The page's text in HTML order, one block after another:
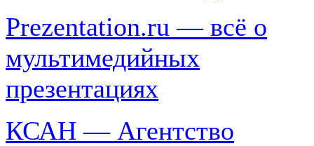
Prezentation.ru — всё о
мультимедийных
презентациях
КСАН — Агентство